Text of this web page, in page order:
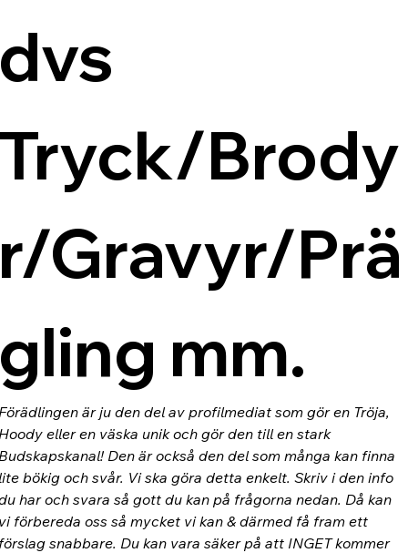
Brody
Gravyr/Prä
mm.
är ju den del av profilmediat som gör en Tröja,
eller en väska unik och gör den till en stark
Den är också den del som många kan finna
bökig och svår. Vi ska göra detta enkelt. Skriv i den info
har och svara så gott du kan på frågorna nedan. Då kan
förbereda oss så mycket vi kan & därmed få fram ett
snabbare. Du kan vara säker på att INGET kommer